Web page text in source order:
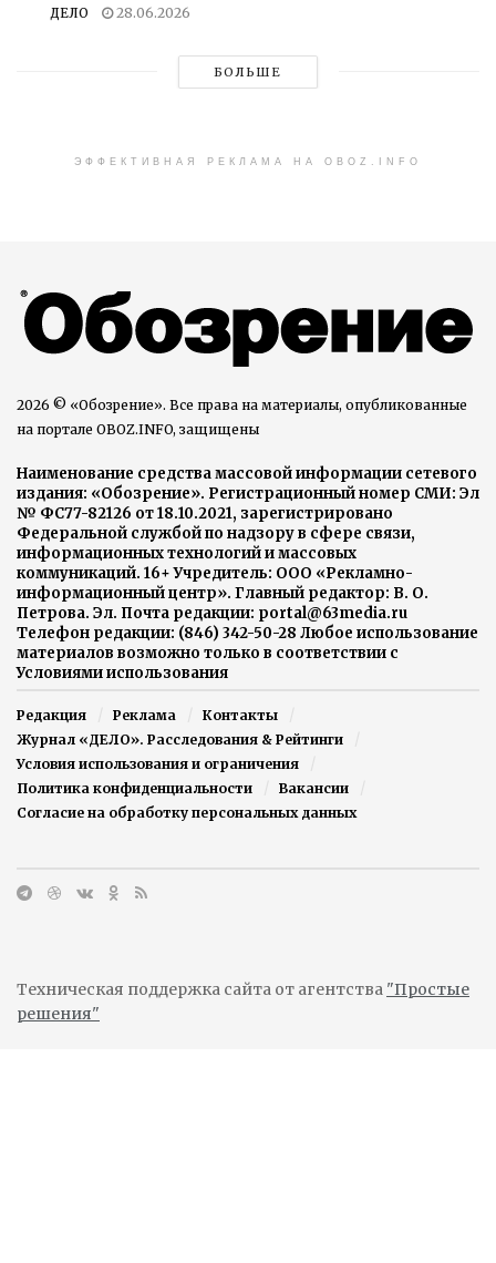
ДЕЛО 28.06.2026
БОЛЬШЕ
ЭФФЕКТИВНАЯ РЕКЛАМА НА OBOZ.INFO
2026 © «Обозрение». Все права на материалы, опубликованные
на портале OBOZ.INFO, защищены
Наименование средства массовой информации сетевого
издания: «Обозрение». Регистрационный номер СМИ: Эл
№ ФС77-82126 от 18.10.2021, зарегистрировано
Федеральной службой по надзору в сфере связи,
информационных технологий и массовых
коммуникаций. 16+ Учредитель: ООО «Рекламно-
информационный центр». Главный редактор: В. О.
Петрова. Эл. Почта редакции: portal@63media.ru
Телефон редакции: (846) 342-50-28 Любое использование
материалов возможно только в соответствии с
Условиями использования
Редакция Реклама
Контакты
Журнал «ДЕЛО». Расследования & Рейтинги
Условия использования и ограничения
Политика конфиденциальности
Вакансии
Согласие на обработку персональных данных
Техническая поддержка сайта от агентства "Простые
решения"